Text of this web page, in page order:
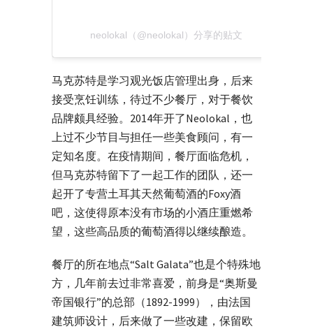
neolokal（@neolokal）分享的贴文
马克苏特是学习观光饭店管理出身，后来
接受烹饪训练，待过不少餐厅，对于餐饮
品牌颇具经验。2014年开了Neolokal，也
上过不少节目与担任一些美食顾问，有一
定知名度。在疫情期间，餐厅面临危机，
但马克苏特留下了一起工作的团队，还一
起开了专营土耳其天然葡萄酒的Foxy酒
吧，这使得原本没有市场的小酒庄重燃希
望，这些高品质的葡萄酒得以继续酿造。
餐厅的所在地点“Salt Galata”也是个特殊地
方，几年前去过非常喜爱，前身是“奥斯曼
帝国银行”的总部（1892-1999），由法国
建筑师设计，后来做了一些改建，保留欧